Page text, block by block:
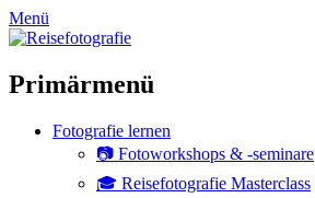
zum
Inhalt
Menü
Primärmenü
Fotografie lernen
📷 Fotoworkshops & -seminare
🎓 Reisefotografie Masterclass